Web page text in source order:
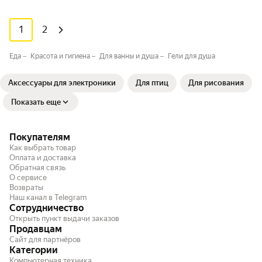
1 2
Еда Красота и гигиена Для ванны и душа Гели для душа
Аксессуары для электроники Для птиц Для рисования
Показать еще
Покупателям
Как выбрать товар
Оплата и доставка
Обратная связь
О сервисе
Возвраты
Наш канал в Telegram
Сотрудничество
Открыть пункт выдачи заказов
Продавцам
Сайт для партнёров
Категории
Компьютерная техника